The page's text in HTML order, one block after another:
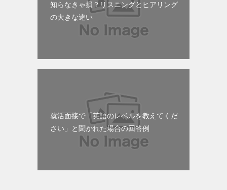
知らなきゃ損？リスニングとヒアリング
の大きな違い
就活面接で「英語のレベルを教えてくだ
さい」と聞かれた場合の回答例